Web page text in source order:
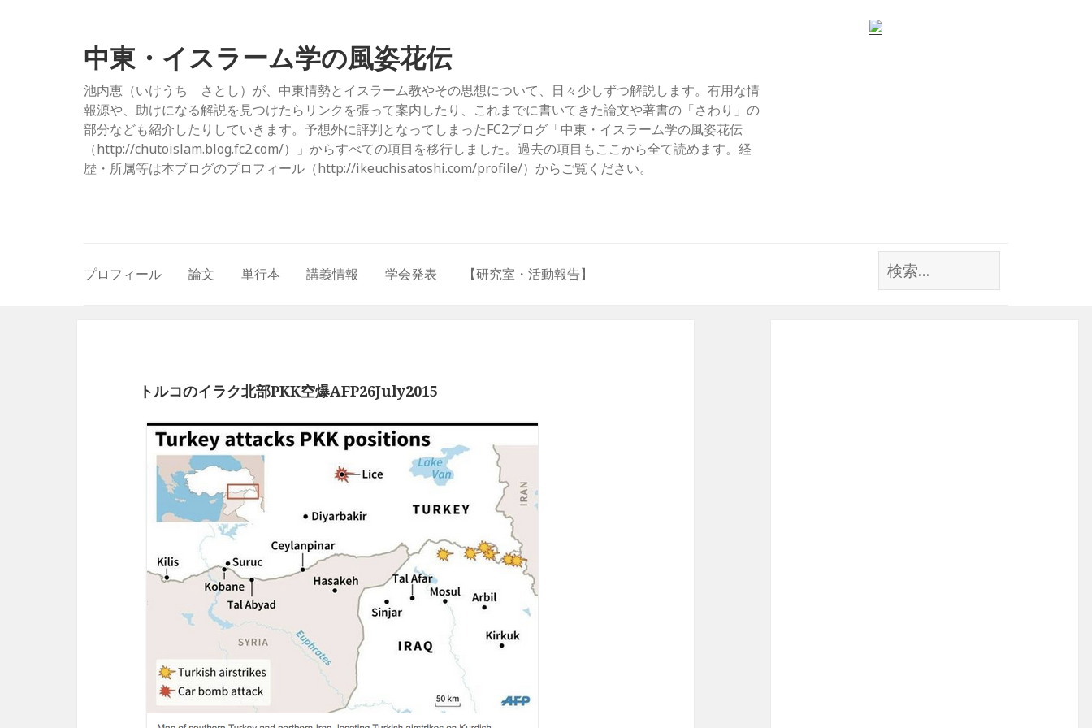
中東・イスラーム学の風姿花伝
池内恵（いけうち さとし）が、中東情勢とイスラーム教やその思想について、日々少しずつ解説します。有用な情
報源や、助けになる解説を見つけたらリンクを張って案内したり、これまでに書いてきた論文や著書の「さわり」の
部分なども紹介したりしていきます。予想外に評判となってしまったFC2ブログ「中東・イスラーム学の風姿花伝
（http://chutoislam.blog.fc2.com/）」からすべての項目を移行しました。過去の項目もここから全て読めます。経
歴・所属等は本ブログのプロフィール（http://ikeuchisatoshi.com/profile/）からご覧ください。
検
索:
プロフィール 論文 単行本 講義情報 学会発表 【研究室・活動報告】
トルコのイラク北部PKK空爆AFP26July2015